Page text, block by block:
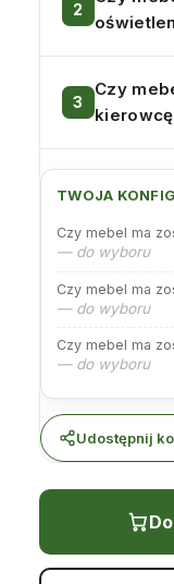
Czy
TWOJA
Czy mebel ma
— do wyboru
Czy mebel ma
— do wyboru
Czy mebel ma
— do wyboru
Udostępnij